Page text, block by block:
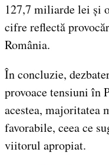
127,7 miliarde lei și
cifre reflectă
România.
În concluzie,
provoace tensiuni în
acestea, majoritatea
favorabile, ceea ce
viitorul apropiat.